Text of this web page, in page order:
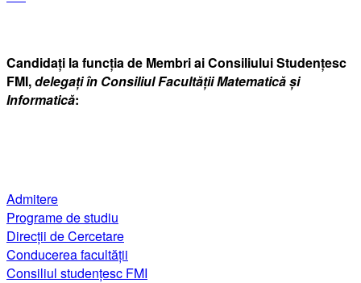
Candidați la funcția de Membri ai Consiliului Studențesc
FMI,delegați în Consiliul Facultății Matematică și
Informatică:
Admitere
Programe de studiu
Direcții de Cercetare
Conducerea facultății
Consiliul studențesc FMI